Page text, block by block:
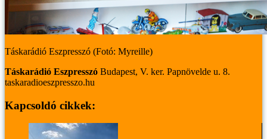
Táskarádió Eszpresszó (Fotó: Myreille)
Táskarádió Eszpresszó Budapest, V. ker. Papnövelde u. 8.
taskaradioeszpresszo.hu
Kapcsoldó cikkek: